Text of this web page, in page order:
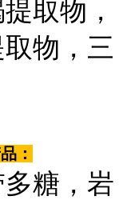
取物，
物，三
：
糖，岩